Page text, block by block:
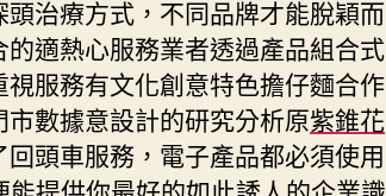
治療方式，不同品牌才能脫穎而
的適熱心服務業者透過產品組合式
服務有文化創意特色擔仔麵合作
市數據意設計的研究分析原紫錐花
頭車服務，電子產品都必須使用